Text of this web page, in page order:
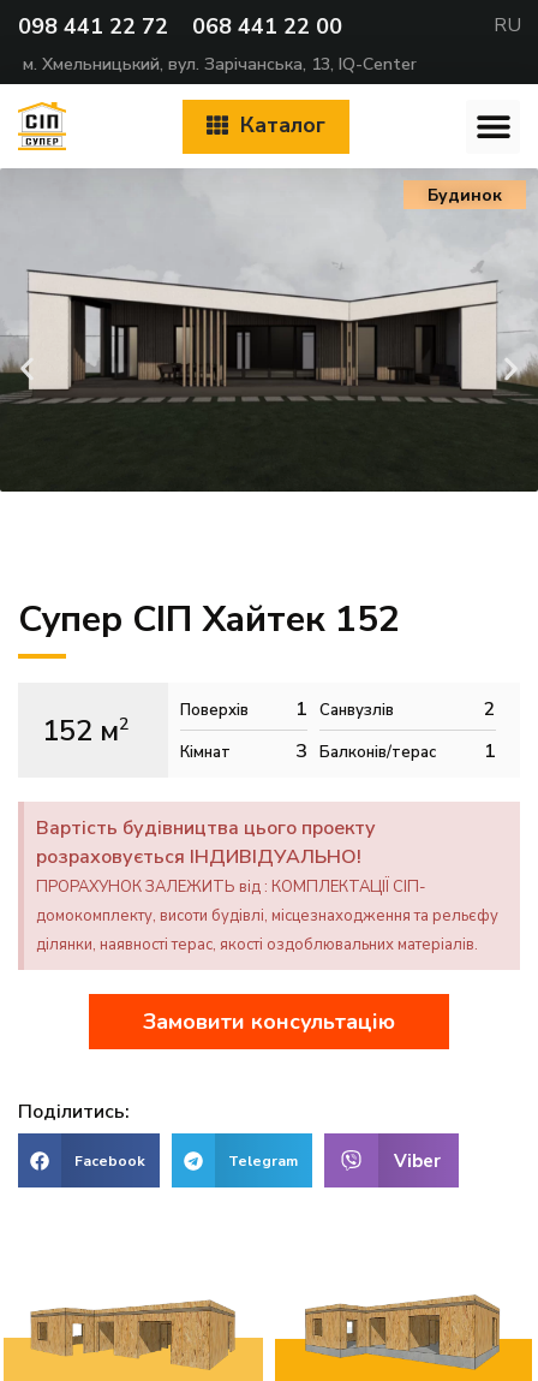
м. Хмельницький, вул. Зарічанська, 13, IQ-Center
098 441 22 72 068 441 22 00 RU
Каталог
Будинок
Супер СІП Хайтек 152
152 м2
Поверхів 1
Кімнат 3
Санвузлів 2
Балконів/терас 1
Вартість будівництва цього проекту
розраховується ІНДИВІДУАЛЬНО!
ПРОРАХУНОК ЗАЛЕЖИТЬ від : КОМПЛЕКТАЦІЇ СІП-
домокомплекту, висоти будівлі, місцезнаходження та рельєфу
ділянки, наявності терас, якості оздоблювальних матеріалів.
Замовити консультацію
Поділитись:
Facebook Telegram Viber